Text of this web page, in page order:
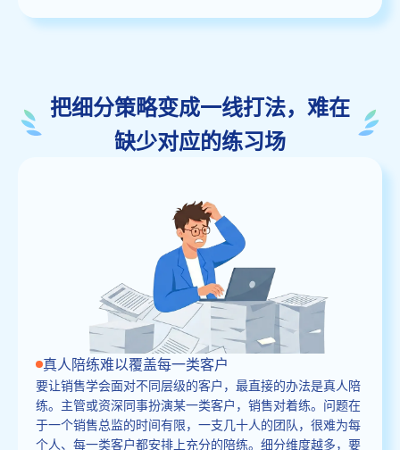
把细分策略变成一线打法，难在
缺少对应的练习场
真人陪练难以覆盖每一类客户
要让销售学会面对不同层级的客户，最直接的办法是真人陪
练。主管或资深同事扮演某一类客户，销售对着练。问题在
于一个销售总监的时间有限，一支几十人的团队，很难为每
个人、每一类客户都安排上充分的陪练。细分维度越多，要